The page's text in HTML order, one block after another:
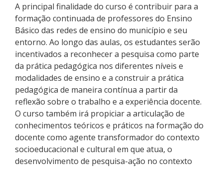
PartiuIF
Parcerias
Processo de Inscrição
Resultados
Como posso estudar no IFSC?
A principal finalidade do curso é contribuir para a
formação continuada de professores do Ensino
Básico das redes de ensino do município e seu
entorno. Ao longo das aulas, os estudantes serão
incentivados a reconhecer a pesquisa como parte
da prática pedagógica nos diferentes níveis e
modalidades de ensino e a construir a prática
pedagógica de maneira contínua a partir da
reflexão sobre o trabalho e a experiência docente.
O curso também irá propiciar a articulação de
conhecimentos teóricos e práticos na formação do
docente como agente transformador do contexto
socioeducacional e cultural em que atua, o
desenvolvimento de pesquisa-ação no contexto